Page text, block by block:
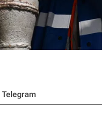
Telegram